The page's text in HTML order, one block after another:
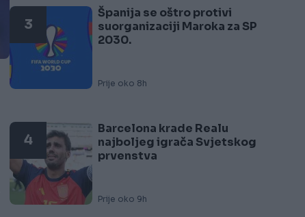
3
Španija se oštro protivi
suorganizaciji Maroka za SP
2030.
Prije oko 8h
4
Barcelona krade Realu
najboljeg igrača Svjetskog
prvenstva
Prije oko 9h